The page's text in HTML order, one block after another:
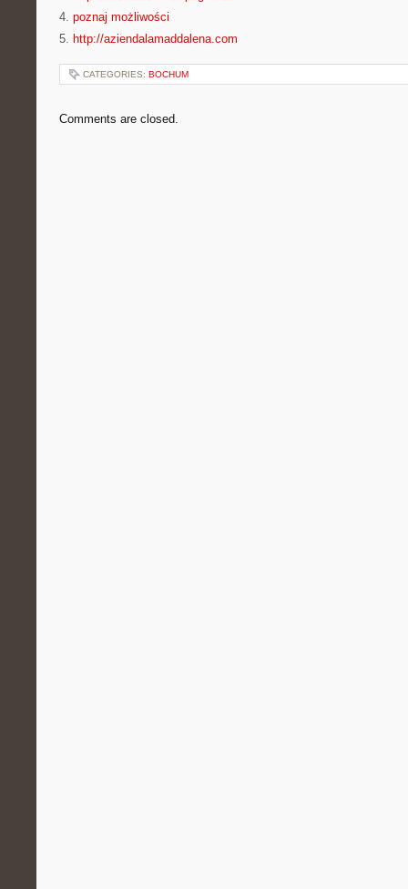
4. poznaj możliwości
5. http://aziendalamaddalena.com
CATEGORIES: BOCHUM
Comments are closed.